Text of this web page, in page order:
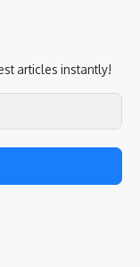
articles instantly!